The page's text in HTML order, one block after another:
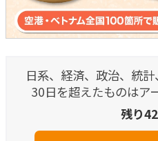
日系、経済、政治、統
30日を超えたものはア
残り